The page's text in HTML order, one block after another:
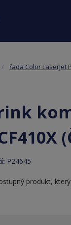
řada Color LaserJet
P24645
produkt,